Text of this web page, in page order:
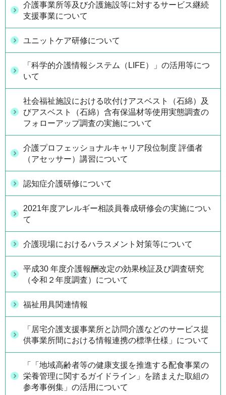
介護事業所等及び介護施設等に対するサービス継続
支援事業について
ユニットケア研修について
「科学的介護情報システム（LIFE）」の活用等につ
いて
社会福祉施設における吹付けアスベスト（石綿）及
びアスベスト（石綿）含有保温材等使用実態調査の
フォローアップ調査の実施について
介護プロフェッショナルキャリア段位制度 評価者
（アセッサー）講習について
認知症介護研修について
2021年度アレルギー相談員養成研修会の実施につい
て
介護現場におけるハラスメント対策等について
平成30 年度介護報酬改定の効果検証及び調査研究
（令和２年度調査）について
福祉用具関連情報
「居宅介護支援事業所と訪問介護などのサービス提
供事業所間における情報連携の標準仕様」について
「「地域高齢者等の健康支援を推進する配食事業の
栄養管理に関するガイドライン」を踏まえた取組の
参考事例集」の活用について